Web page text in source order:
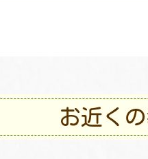
お近く